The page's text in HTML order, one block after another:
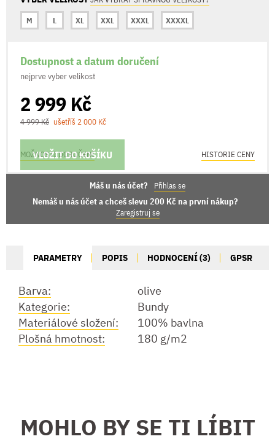
M
L XL XXL XXXL XXXXL
Dostupnost a datum doručení
nejprve vyber velikost
2 999 Kč
4 999 Kč ušetříš 2 000 Kč
VLOŽIT DO KOŠÍKU
MOŽNOSTI DORUČENÍ HISTORIE CENY
Máš u nás účet? Přihlas se
Nemáš u nás účet a chceš slevu 200 Kč na první nákup?
Zaregistruj se
PARAMETRY POPIS HODNOCENÍ (3) GPSR
Barva:
olive
Kategorie:
Bundy
Materiálové složení:
100% bavlna
Plošná hmotnost:
180 g/m2
MOHLO BY SE TI LÍBIT